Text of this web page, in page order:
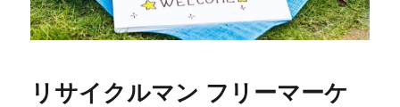
リサイクルマン フリーマーケ